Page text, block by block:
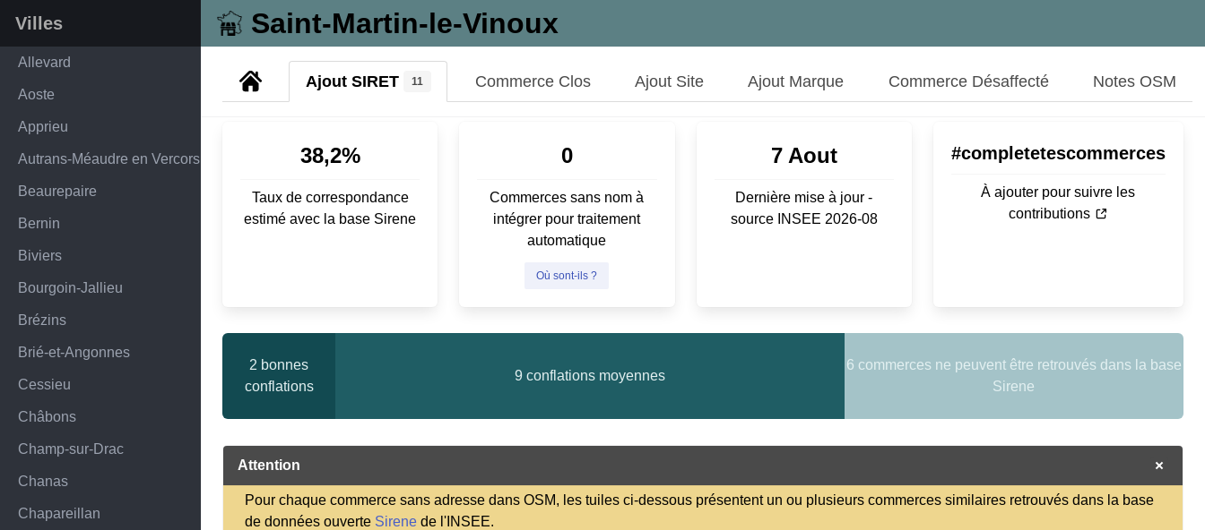
Saint-Martin-le-Vinoux
Villes
Allevard
Aoste
Apprieu
Autrans-Méaudre en Vercors
Beaurepaire
Bernin
Biviers
Bourgoin-Jallieu
Brézins
Brié-et-Angonnes
Cessieu
Châbons
Champ-sur-Drac
Chanas
Chapareillan
Ajout SIRET 11 Commerce Clos Ajout Site Ajout Marque Commerce Désaffecté Notes OSM
38,2%
Taux de correspondance
estimé avec la base Sirene
0
Commerces sans nom à
intégrer pour traitement
automatique
Où sont-ils ?
7 Aout
Dernière mise à jour -
source INSEE 2026-08
#completetescommerces
À ajouter pour suivre les
contributions
2 bonnes
conflations
9 conflations moyennes
6 commerces ne peuvent être retrouvés dans la base
Sirene
Attention
Pour chaque commerce sans adresse dans OSM, les tuiles ci-dessous présentent un ou plusieurs commerces similaires retrouvés dans la base
de données ouverte Sirene de l'INSEE.